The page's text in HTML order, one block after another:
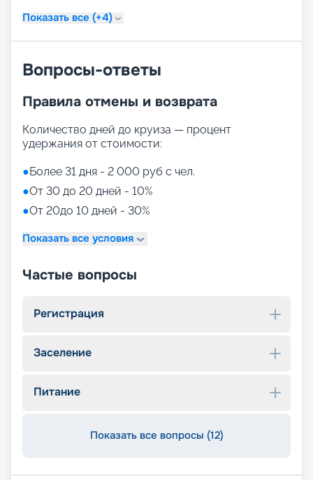
Показать все (+4)
Вопросы-ответы
Правила отмены и возврата
Количество дней до круиза — процент
удержания от стоимости:
●Более 31 дня - 2 000 руб с чел.
●От 30 до 20 дней - 10%
●От 20до 10 дней - 30%
Показать все условия
Частые вопросы
Регистрация
Заселение
Питание
Показать все вопросы (12)